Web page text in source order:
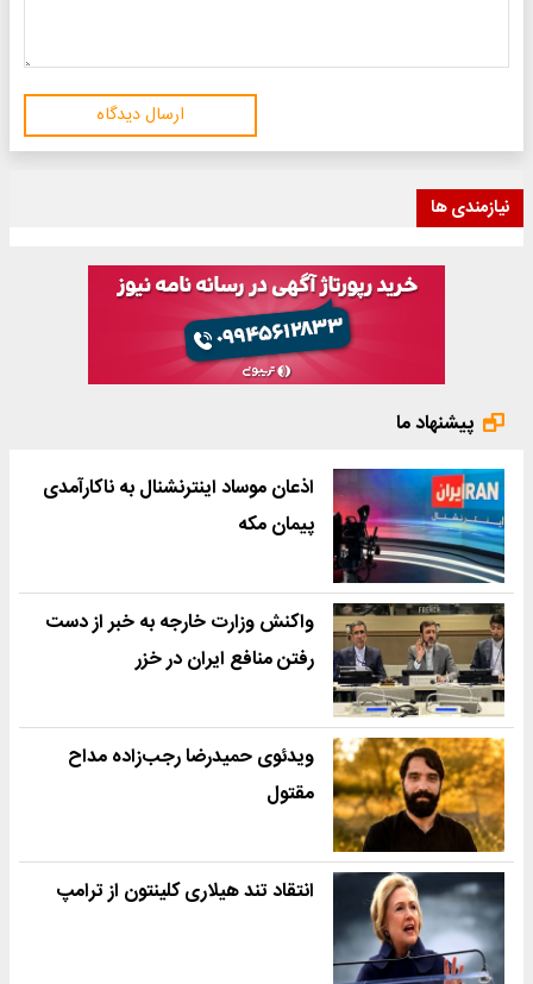
ارسال دیدگاه
نیازمندی ها
پیشنهاد ما
اذعان موساد اینترنشنال به ناکارآمدی
پیمان مکه
واکنش وزارت خارجه به خبر از دست
رفتن منافع ایران در خزر
ویدئوی حمیدرضا رجب‌زاده مداح
مقتول
انتقاد تند هیلاری کلینتون از ترامپ